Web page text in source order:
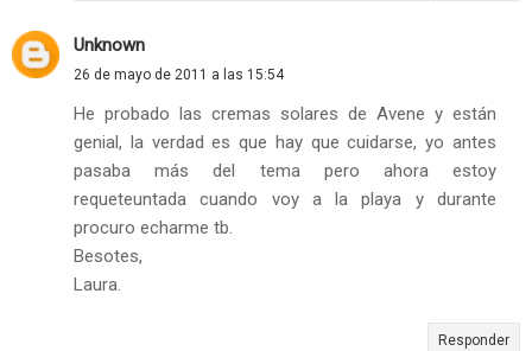
Unknown
26 de mayo de 2011 a las 15:54
He probado las cremas solares de Avene y están
genial, la verdad es que hay que cuidarse, yo antes
pasaba más del tema pero ahora estoy
requeteuntada cuando voy a la playa y durante
procuro echarme tb.
Besotes,
Laura.
Responder